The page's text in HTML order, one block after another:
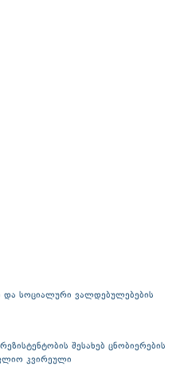
და სოციალური ვალდებულებების
შესახებ ცნობიერების
კვირეული